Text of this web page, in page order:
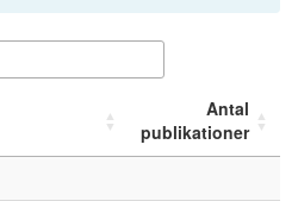
Antal
publikationer